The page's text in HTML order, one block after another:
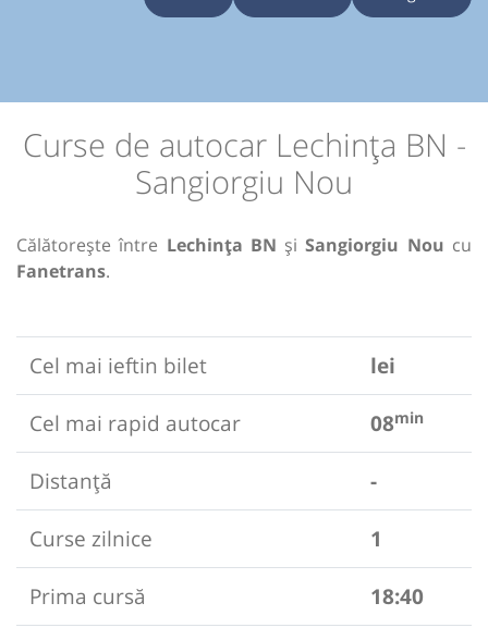
Curse de autocar Lechința BN -
Sangiorgiu Nou
Călătorește între Lechința BN șiSangiorgiu Nou cu
Fanetrans.
Cel mai ieftin bilet
lei
Cel mai rapid autocar
08min
Distanță
-
Curse zilnice
1
Prima cursă
18:40